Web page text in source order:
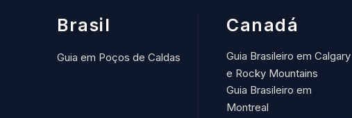
Brasil
Guia em Poços de Caldas
Canadá
Guia Brasileiro em Calgary
e Rocky Mountains
Guia Brasileiro em
Montreal